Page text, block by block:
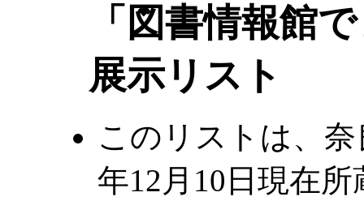
「図書情報館
展示リスト
このリストは、
年12月10日現在